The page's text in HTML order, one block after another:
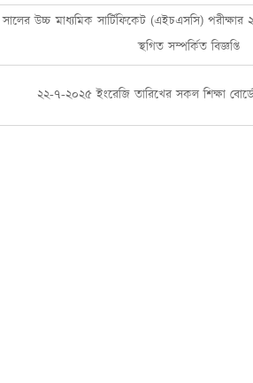
উচ্চ মাধ্যমিক সার্টিফিকেট (এইচএসসি) পরীক্ষার
স্থগিত সম্পর্কিত বিজ্ঞপ্তি
২২-৭-২০২৫ ইংরেজি তারিখের সকল শিক্ষা